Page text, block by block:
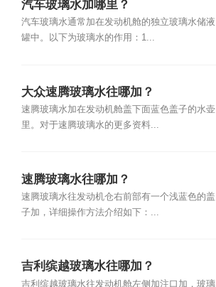
汽车玻璃水加哪里？
汽车玻璃水通常加在发动机舱的独立玻璃水储液
罐中。以下为玻璃水的作用：1...
大众速腾玻璃水往哪加？
速腾玻璃水加在发动机舱盖下面蓝色盖子的水壶
里。对于速腾玻璃水的更多资料...
速腾玻璃水往哪加？
速腾玻璃水往发动机仓右前部有一个浅蓝色的盖
子加，详细操作方法介绍如下：...
吉利缤越玻璃水往哪加？
吉利缤越玻璃水往发动机舱左侧加注口加，玻璃